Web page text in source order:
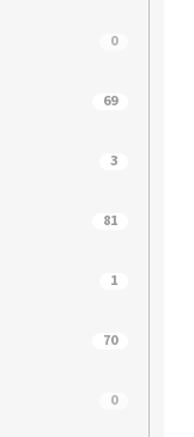
0
69
3
81
1
70
0